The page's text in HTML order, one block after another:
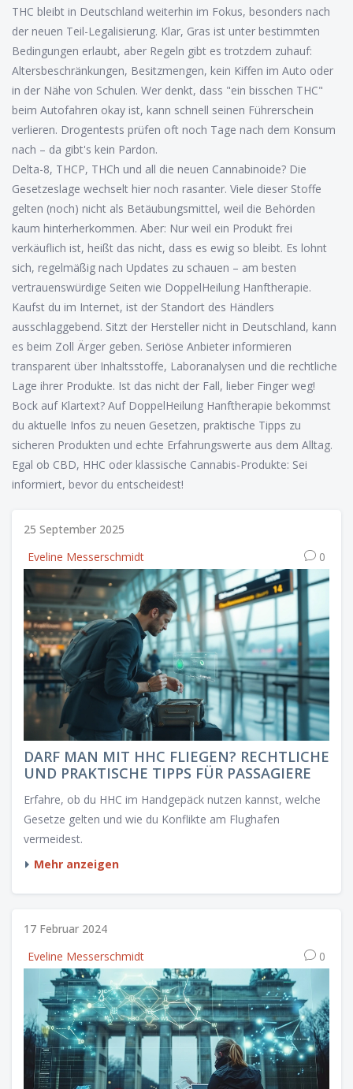
THC bleibt in Deutschland weiterhin im Fokus, besonders nach
der neuen Teil-Legalisierung. Klar, Gras ist unter bestimmten
Bedingungen erlaubt, aber Regeln gibt es trotzdem zuhauf:
Altersbeschränkungen, Besitzmengen, kein Kiffen im Auto oder
in der Nähe von Schulen. Wer denkt, dass "ein bisschen THC"
beim Autofahren okay ist, kann schnell seinen Führerschein
verlieren. Drogentests prüfen oft noch Tage nach dem Konsum
nach – da gibt's kein Pardon.
Delta-8, THCP, THCh und all die neuen Cannabinoide? Die
Gesetzeslage wechselt hier noch rasanter. Viele dieser Stoffe
gelten (noch) nicht als Betäubungsmittel, weil die Behörden
kaum hinterherkommen. Aber: Nur weil ein Produkt frei
verkäuflich ist, heißt das nicht, dass es ewig so bleibt. Es lohnt
sich, regelmäßig nach Updates zu schauen – am besten
vertrauenswürdige Seiten wie DoppelHeilung Hanftherapie.
Kaufst du im Internet, ist der Standort des Händlers
ausschlaggebend. Sitzt der Hersteller nicht in Deutschland, kann
es beim Zoll Ärger geben. Seriöse Anbieter informieren
transparent über Inhaltsstoffe, Laboranalysen und die rechtliche
Lage ihrer Produkte. Ist das nicht der Fall, lieber Finger weg!
Bock auf Klartext? Auf DoppelHeilung Hanftherapie bekommst
du aktuelle Infos zu neuen Gesetzen, praktische Tipps zu
sicheren Produkten und echte Erfahrungswerte aus dem Alltag.
Egal ob CBD, HHC oder klassische Cannabis-Produkte: Sei
informiert, bevor du entscheidest!
25 September 2025
Eveline Messerschmidt
0
DARF MAN MIT HHC FLIEGEN? RECHTLICHE
UND PRAKTISCHE TIPPS FÜR PASSAGIERE
Erfahre, ob du HHC im Handgepäck nutzen kannst, welche
Gesetze gelten und wie du Konflikte am Flughafen
vermeidest.
Mehr anzeigen
17 Februar 2024
Eveline Messerschmidt
0